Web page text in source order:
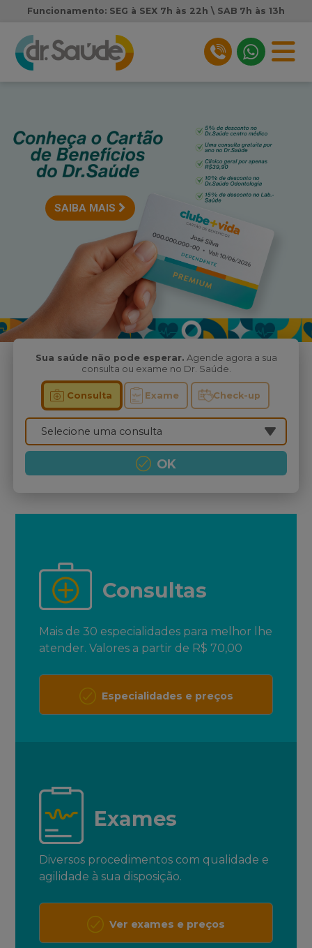
Funcionamento: SEG à SEX 7h às 22h \ SAB 7h às 13h
SAIBA MAIS
Sua saúde não pode esperar. Agende agora a sua
consulta ou exame no Dr. Saúde.
Consulta Exame Check-up
OK
Consultas
Mais de 30 especialidades para melhor lhe
atender. Valores a partir de R$ 70,00
Especialidades e preços
Exames
Diversos procedimentos com qualidade e
agilidade à sua disposição.
Ver exames e preços